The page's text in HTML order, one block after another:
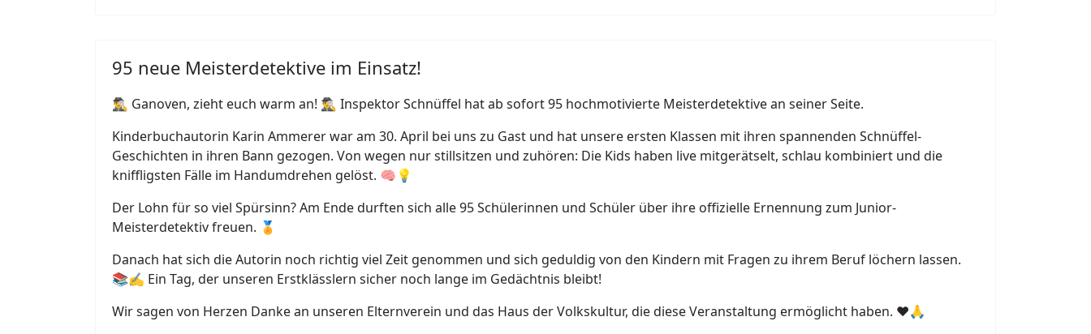
95 neue Meisterdetektive im Einsatz!
🕵️‍♂️ Ganoven, zieht euch warm an! 🕵️‍♂️ Inspektor Schnüffel hat ab sofort 95 hochmotivierte Meisterdetektive an seiner Seite.
Kinderbuchautorin Karin Ammerer war am 30. April bei uns zu Gast und hat unsere ersten Klassen mit ihren spannenden Schnüffel-
Geschichten in ihren Bann gezogen. Von wegen nur stillsitzen und zuhören: Die Kids haben live mitgerätselt, schlau kombiniert und die
kniffligsten Fälle im Handumdrehen gelöst. 🧠💡
Der Lohn für so viel Spürsinn? Am Ende durften sich alle 95 Schülerinnen und Schüler über ihre offizielle Ernennung zum Junior-
Meisterdetektiv freuen. 🏅
Danach hat sich die Autorin noch richtig viel Zeit genommen und sich geduldig von den Kindern mit Fragen zu ihrem Beruf löchern lassen.
📚✍️ Ein Tag, der unseren Erstklässlern sicher noch lange im Gedächtnis bleibt!
Wir sagen von Herzen Danke an unseren Elternverein und das Haus der Volkskultur, die diese Veranstaltung ermöglicht haben. ❤️🙏